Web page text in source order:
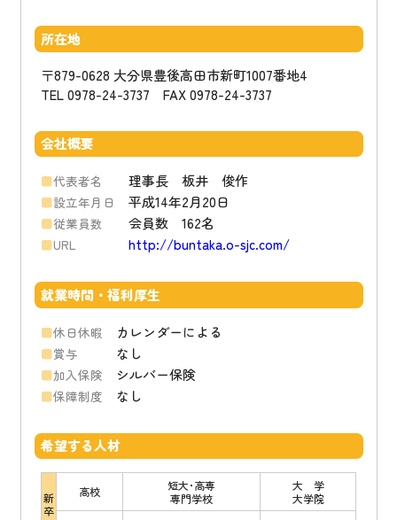
所在地
〒879-0628 大分県豊後高田市新町1007番地4
TEL 0978-24-3737 FAX 0978-24-3737
会社概要
代表者名 理事長 板井 俊作
設立年月日 平成14年2月20日
従業員数 会員数 162名
URL http://buntaka.o-sjc.com/
就業時間・福利厚生
休日休暇 カレンダーによる
賞与 なし
加入保険 シルバー保険
保障制度 なし
希望する人材
新
卒
高校
短大･高専
専門学校
大 学
大学院